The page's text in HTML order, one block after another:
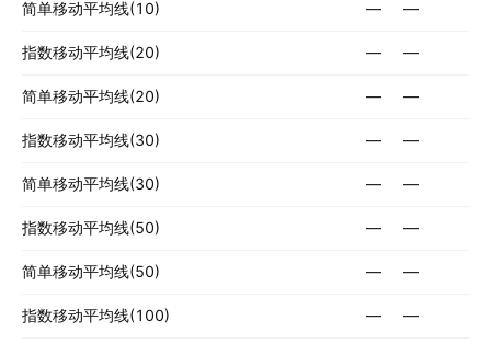
简单移动平均线(10) — —
指数移动平均线(20) — —
简单移动平均线(20) — —
指数移动平均线(30) — —
简单移动平均线(30) — —
指数移动平均线(50) — —
简单移动平均线(50) — —
指数移动平均线(100) — —